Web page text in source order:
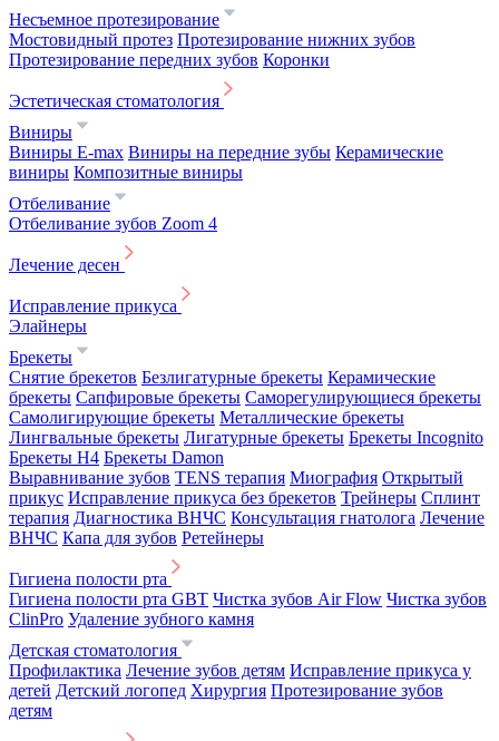
Несъемное протезирование
Мостовидный протез Протезирование нижних зубов
Протезирование передних зубов Коронки
Эстетическая стоматология
Виниры
Виниры E-max Виниры на передние зубы Керамические
виниры Композитные виниры
Отбеливание
Отбеливание зубов Zoom 4
Лечение десен
Исправление прикуса
Элайнеры
Брекеты
Снятие брекетов Безлигатурные брекеты Керамические
брекеты Сапфировые брекеты Саморегулирующиеся брекеты
Самолигирующие брекеты Металлические брекеты
Лингвальные брекеты Лигатурные брекеты Брекеты Incognito
Брекеты H4 Брекеты Damon
Выравнивание зубов TENS терапия Миография Открытый
прикус Исправление прикуса без брекетов Трейнеры Сплинт
терапия Диагностика ВНЧС Консультация гнатолога Лечение
ВНЧС Капа для зубов Ретейнеры
Гигиена полости рта
Гигиена полости рта GBT Чистка зубов Air Flow Чистка зубов
ClinPro Удаление зубного камня
Детская стоматология
Профилактика Лечение зубов детям Исправление прикуса у
детей Детский логопед Хирургия Протезирование зубов
детям